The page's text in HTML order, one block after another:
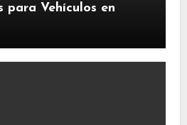
para Vehículos en